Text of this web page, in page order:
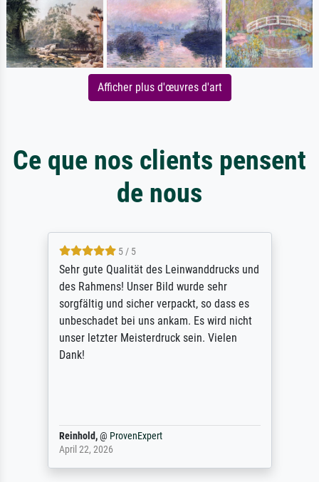
Afficher plus d'œuvres d'art
Ce que nos clients pensent
de nous
5 / 5
Sehr gute Qualität des Leinwanddrucks und
des Rahmens! Unser Bild wurde sehr
sorgfältig und sicher verpackt, so dass es
unbeschadet bei uns ankam. Es wird nicht
unser letzter Meisterdruck sein. Vielen
Dank!
Reinhold,@ ProvenExpert
April 22, 2026